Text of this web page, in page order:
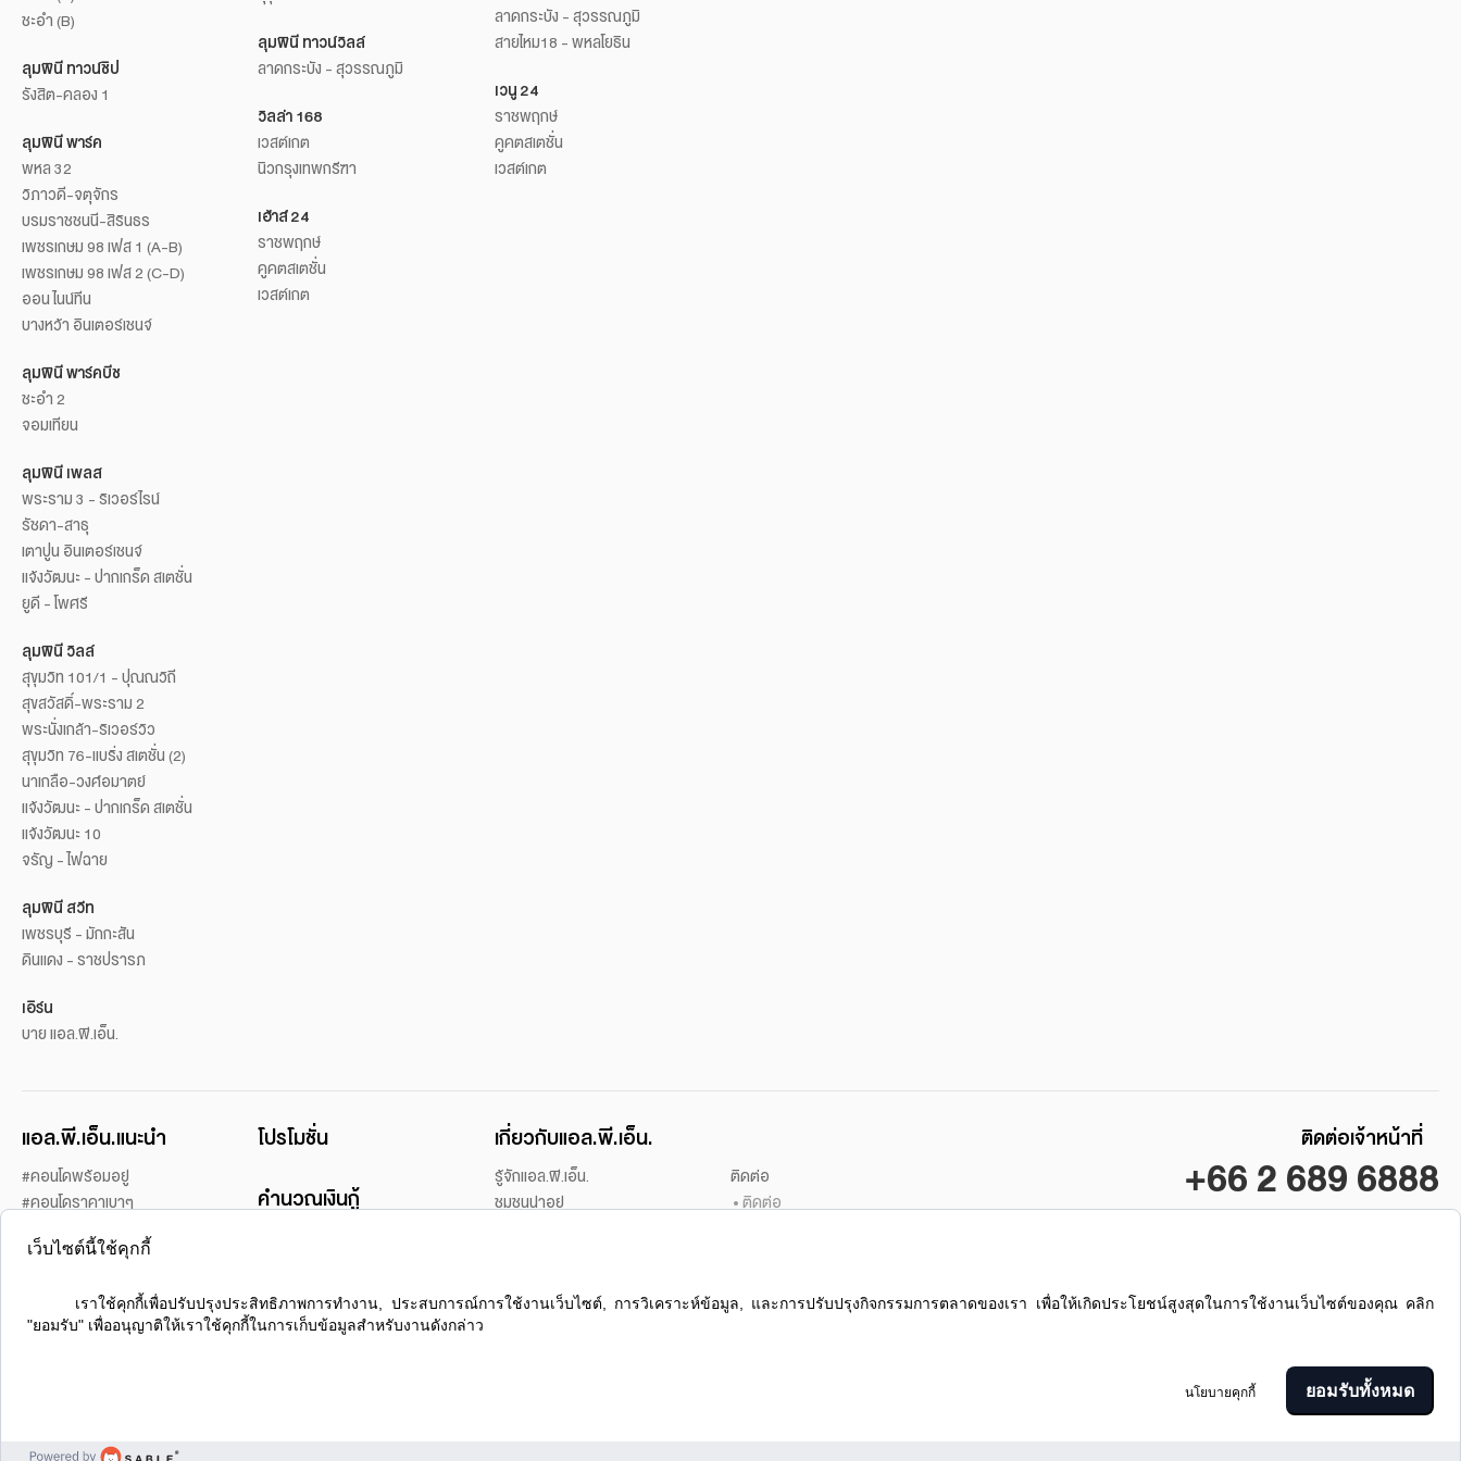
ชะอำ (B)
ลุมพินี ทาวน์ชิป
รังสิต-คลอง 1
ลุมพินี พาร์ค
พหล 32
วิภาวดี-จตุจักร
บรมราชชนนี-สิรินธร
เพชรเกษม 98 เฟส 1 (A-B)
เพชรเกษม 98 เฟส 2 (C-D)
ออน ไนน์ทีน
บางหว้า อินเตอร์เชนจ์
ลุมพินี พาร์คบีช
ชะอำ 2
จอมเทียน
ลุมพินี เพลส
พระราม 3 - ริเวอร์ไรน์
รัชดา-สาธุ
เตาปูน อินเตอร์เชนจ์
แจ้งวัฒนะ - ปากเกร็ด สเตชั่น
ยูดี - โพศรี
ลุมพินี วิลล์
สุขุมวิท 101/1 - ปุณณวิถี
สุขสวัสดิ์-พระราม 2
พระนั่งเกล้า-ริเวอร์วิว
สุขุมวิท 76-แบริ่ง สเตชั่น (2)
นาเกลือ-วงศ์อมาตย์
แจ้งวัฒนะ - ปากเกร็ด สเตชั่น
แจ้งวัฒนะ 10
จรัญ - ไฟฉาย
ลุมพินี สวีท
เพชรบุรี - มักกะสัน
ดินแดง - ราชปรารภ
เอิร์น
บาย แอล.พี.เอ็น.
ลุมพินี ทาวน์วิลล์
ลาดกระบัง - สุวรรณภูมิ
วิลล่า 168
เวสต์เกต
นิวกรุงเทพกรีฑา
เฮ้าส์ 24
ราชพฤกษ์
คูคตสเตชั่น
เวสต์เกต
ลาดกระบัง - สุวรรณภูมิ
สายไหม18 - พหลโยธิน
เวนู 24
ราชพฤกษ์
คูคตสเตชั่น
เวสต์เกต
แอล.พี.เอ็น.แนะนำ
#คอนโดพร้อมอยู่
#คอนโดราคาเบาๆ
#คอนโดเปิดขายใหม่
#Sports lover
#คอนโดชายทะเล
โปรโมชั่น
คำนวณเงินกู้
บริการแอล.พี.เอ็น.วีแคร์
บริการแอลพีพี
เกี่ยวกับแอล.พี.เอ็น.
รู้จักแอล.พี.เอ็น.
ชุมชนน่าอยู่
สื่อองค์กร
ติดต่อ
ติดต่อ
ร้องเรียน/เสนอแนะ
ติดต่อเจ้าหน้าที่
+66 2 689 6888
เว็บไซต์นี้ใช้คุกกี้
"ยอมรับ" เพื่ออนุญาติให้เราใช้คุกกี้ในการเก็บข้อมูลสำหรับงานดังกล่าว
นโยบายคุกกี้ ยอมรับทั้งหมด